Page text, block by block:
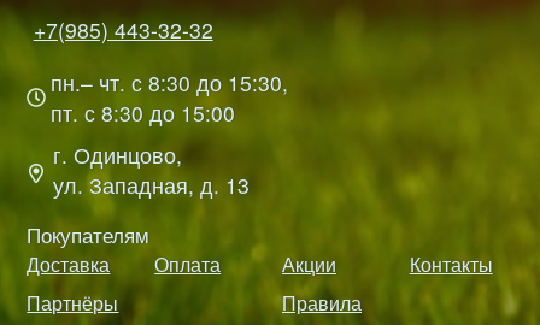
+7(985) 443-32-32
пн.– чт. с 8:30 до 15:30,
пт. с 8:30 до 15:00
г. Одинцово,
ул. Западная, д. 13
Покупателям
Доставка Оплата Акции
Контакты
Партнёры
Правила